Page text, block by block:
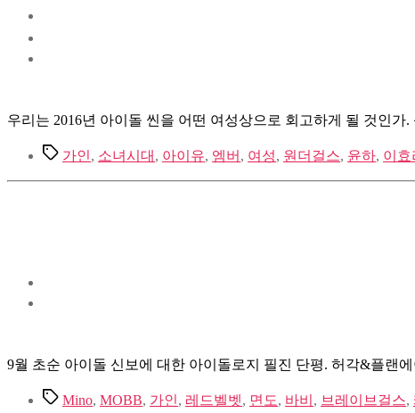
우리는 2016년 아이돌 씬을 어떤 여성상으로 회고하게 될 것인
Tags가인, 소녀시대 , 아이유, 엠버 , 여성, 원더걸스, 윤하, 이효
9월 초순 아이돌 신보에 대한 아이돌로지 필진 단평. 허각&플랜
TagsMino, MOBB, 가인, 레드벨벳, 면도, 바비 , 브레이브걸스,